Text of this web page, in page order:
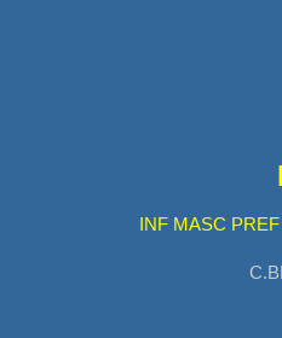
INF MASC